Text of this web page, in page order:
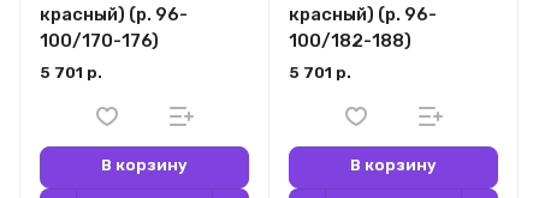
красный) (р. 96-
100/170-176)
5 701 р.
В корзину
красный) (р. 96-
100/182-188)
5 701 р.
В корзину